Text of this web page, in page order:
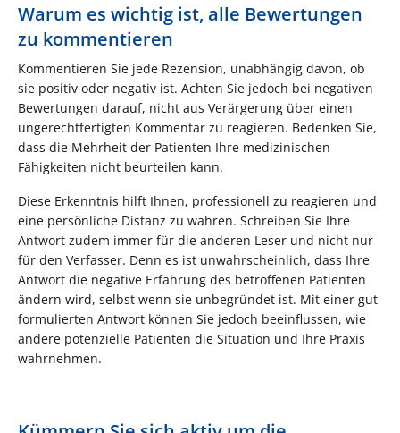
Warum es wichtig ist, alle Bewertungen
zu kommentieren
Kommentieren Sie jede Rezension, unabhängig davon, ob
sie positiv oder negativ ist. Achten Sie jedoch bei negativen
Bewertungen darauf, nicht aus Verärgerung über einen
ungerechtfertigten Kommentar zu reagieren. Bedenken Sie,
dass die Mehrheit der Patienten Ihre medizinischen
Fähigkeiten nicht beurteilen kann.
Diese Erkenntnis hilft Ihnen, professionell zu reagieren und
eine persönliche Distanz zu wahren. Schreiben Sie Ihre
Antwort zudem immer für die anderen Leser und nicht nur
für den Verfasser. Denn es ist unwahrscheinlich, dass Ihre
Antwort die negative Erfahrung des betroffenen Patienten
ändern wird, selbst wenn sie unbegründet ist. Mit einer gut
formulierten Antwort können Sie jedoch beeinflussen, wie
andere potenzielle Patienten die Situation und Ihre Praxis
wahrnehmen.